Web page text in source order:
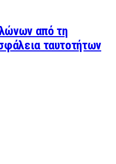
από τη
ταυτοτήτων